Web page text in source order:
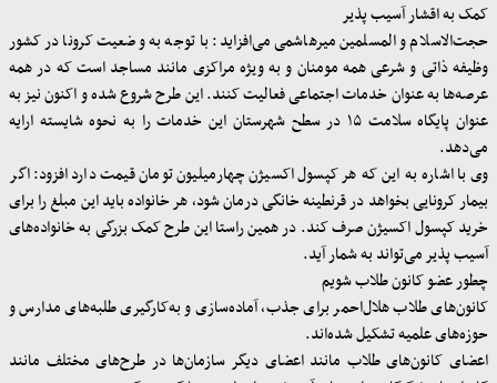
کمک به اقشار آسیب پذیر
حجت‌الاسلام‌ و المسلمین میرهاشمی می‌افزاید: با توجه به وضعیت کرونا در کشور
وظیفه ذاتی و شرعی همه مومنان و به ویژه مراکزی مانند مساجد است که در همه
عرصه‌ها به عنوان خدمات اجتماعی فعالیت کنند. این طرح شروع ‌شده و اکنون نیز به
عنوان پایگاه سلامت ۱۵ در سطح شهرستان این خدمات را به نحوه شایسته ارایه
می‌دهد.
وی با اشاره به این که هر کپسول اکسیژن چهارمیلیون تومان قیمت دارد افزود: اگر
بیمار کرونایی بخواهد در قرنطینه خانگی درمان شود، هر خانواده‌ باید این مبلغ را برای
خرید کپسول اکسیژن صرف کند. در همین راستا این طرح کمک بزرگی به خانواده‌های
آسیب پذیر می‌تواند به شمار آید.
چطور عضو کانون طلاب شویم
کانون‌های طلاب هلال‌احمر برای جذب، آماده‌سازی و به‌کارگیری طلبه‌های مدارس و
حوزه‌های علمیه تشکیل شده‌اند.
اعضای کانون‌های طلاب مانند اعضای دیگر سازمان‌ها در طرح‌های مختلف مانند